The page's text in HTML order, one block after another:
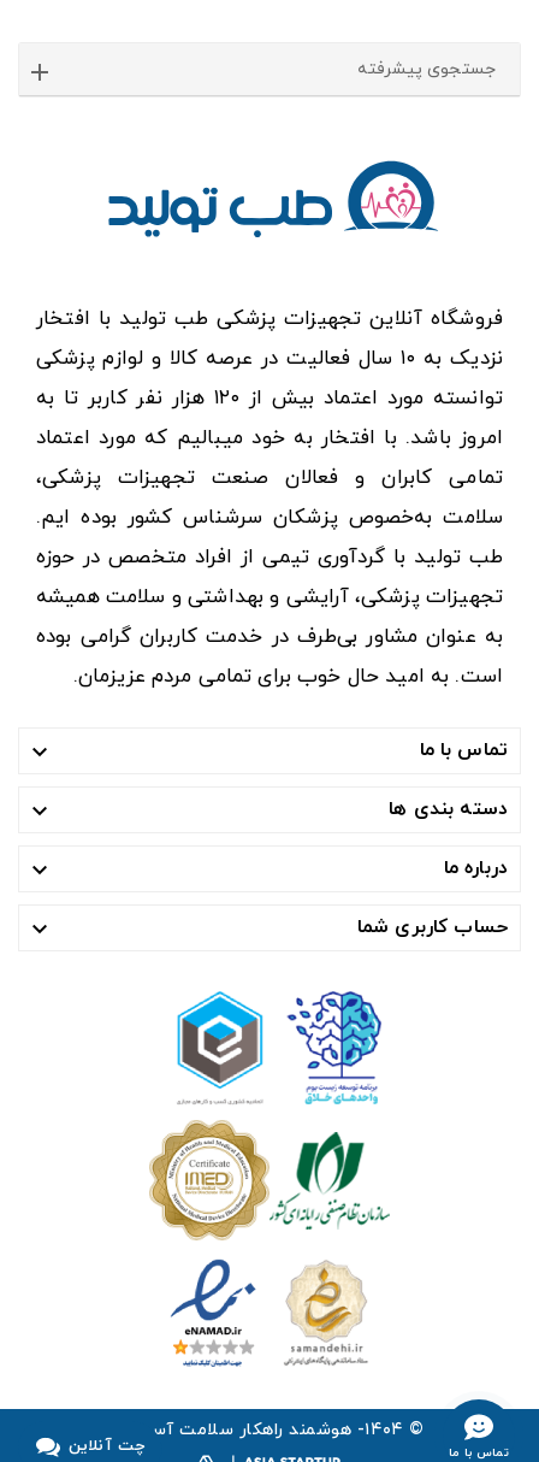
جستجوی پیشرفته
فروشگاه آنلاین تجهیزات پزشکی طب تولید با افتخار
نزدیک به ۱۰ سال فعالیت در عرصه کالا و لوازم پزشکی
توانسته مورد اعتماد بیش از ۱۲۰ هزار نفر کاربر تا به
امروز باشد. با افتخار به خود میبالیم که مورد اعتماد
تمامی کابران و فعالان صنعت تجهیزات پزشکی،
سلامت به‌خصوص پزشکان سرشناس کشور بوده ایم.
طب تولید با گردآوری تیمی از افراد متخصص در حوزه
تجهیزات پزشکی، آرایشی و بهداشتی و سلامت همیشه
به عنوان مشاور بی‌طرف در خدمت کاربران گرامی بوده
است. به امید حال خوب برای تمامی مردم عزیزمان.
تماس با ما 
دسته بندی ها 
درباره ما 
حساب کاربری شما 
© ۱۴۰۴- هوشمند راهکار سلامت آسیا ™
تماس با ما چت آنلاین